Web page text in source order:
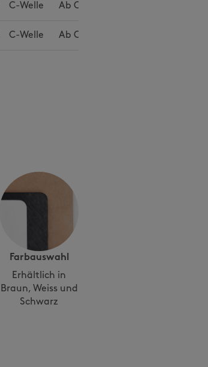
C-Welle Ab CHF 3.30
C-Welle Ab CHF 3.45
Farbauswahl
Erhältlich in
Braun, Weiss und
Schwarz